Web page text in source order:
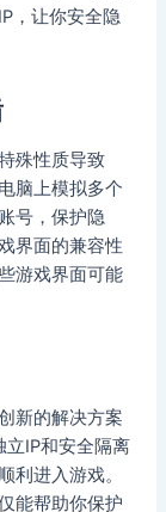
，让你安全隐
殊性质导致
脑上模拟多个
号，保护隐
界面的兼容性
游戏界面可能
新的解决方案
IP和安全隔离
利进入游戏。
能帮助你保护